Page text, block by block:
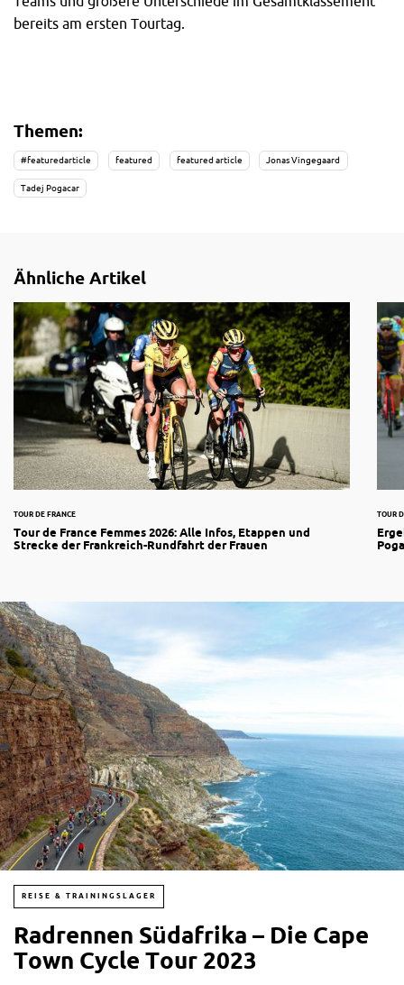
bereits am ersten Tourtag.
Themen:
#featuredarticle featured featured article Jonas Vingegaard
Tadej Pogacar
Ähnliche Artikel
TOUR DE FRANCE
Tour de France Femmes 2026: Alle Infos, Etappen und
Strecke der Frankreich-Rundfahrt der Frauen
TOUR
REISE & TRAININGSLAGER
Radrennen Südafrika – Die Cape
Town Cycle Tour 2023